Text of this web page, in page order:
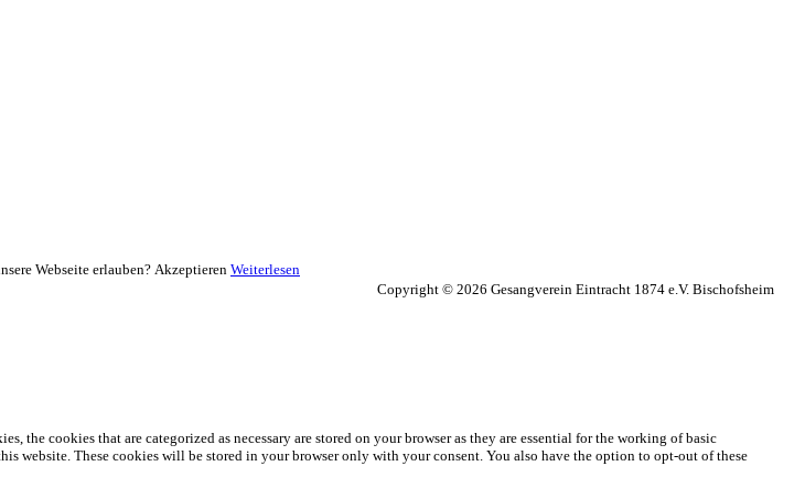
Copyright © 2026 Gesangverein Eintracht 1874 e.V. Bischofsheim
Webseite erlauben? Akzeptieren Weiterlesen
cookies that are categorized as necessary are stored on your browser as they are essential for the working of basic
website. These cookies will be stored in your browser only with your consent. You also have the option to opt-out of these